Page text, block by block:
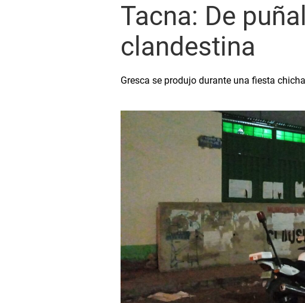
Tacna: De
clandestina
Gresca se produjo durante una fiesta